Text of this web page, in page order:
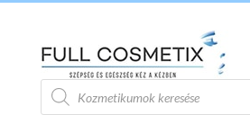
Products
search